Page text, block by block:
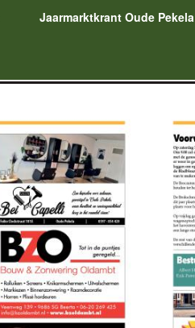
Jaarmarktkrant Oude Pekela